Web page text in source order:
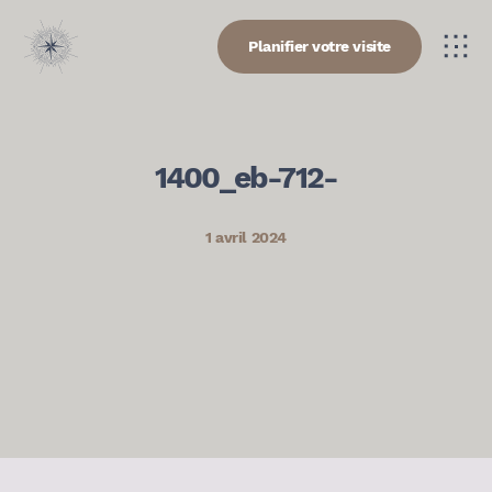
Planifier votre visite
1400_eb-712-
1 avril 2024